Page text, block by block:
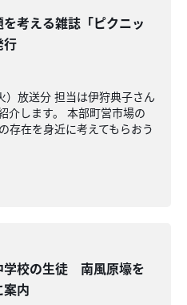
考える雑誌「ピクニッ
行
）放送分 担当は伊狩典子さん
介します。 本部町営市場の
存在を身近に考えてもらおう
学校の生徒 南風原壕を
案内